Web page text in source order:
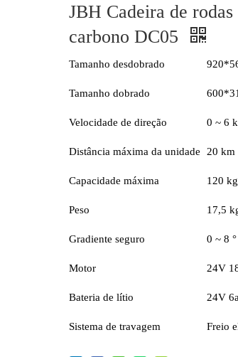
JBH Cadeira de
carbono DC05
Tamanho desdobrado
Tamanho dobrado
Velocidade de direção 0 ~ 6
Distância máxima da unidade 20 km
Capacidade máxima 120
Peso 17,5
Gradiente seguro 0 ~ 8 °
Motor 24V
Bateria de lítio 24V
Sistema de travagem Freio